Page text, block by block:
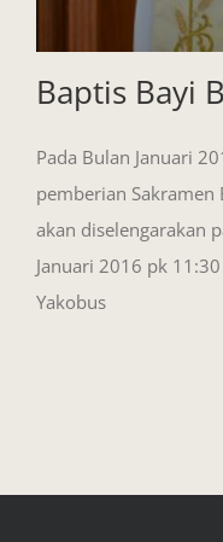
Baptis Bayi
Pada Bulan Januari
pemberian
akan diselengarakan
Januari 2016 pk
Yakobus